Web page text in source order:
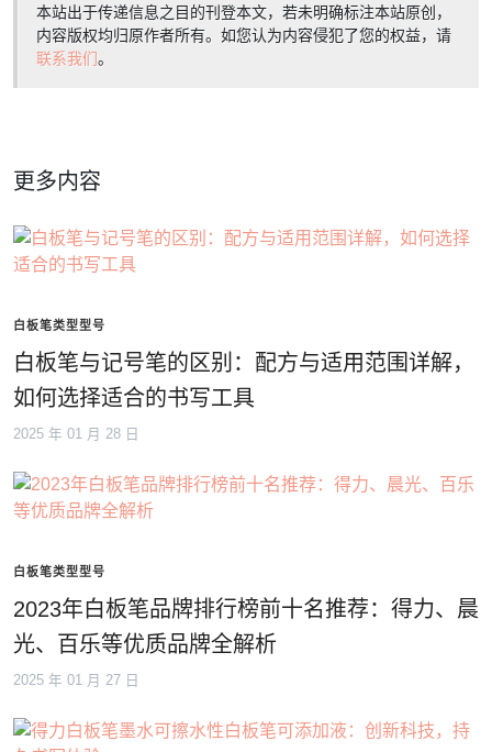
本站出于传递信息之目的刊登本文，若未明确标注本站原创，
内容版权均归原作者所有。如您认为内容侵犯了您的权益，请
联系我们。
更多内容
白板笔类型型号
白板笔与记号笔的区别：配方与适用范围详解，
如何选择适合的书写工具
2025 年 01 月 28 日
白板笔类型型号
2023年白板笔品牌排行榜前十名推荐：得力、晨
光、百乐等优质品牌全解析
2025 年 01 月 27 日